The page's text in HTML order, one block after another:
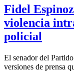
Fidel
violencia
policial
El senador del
versiones de prensa